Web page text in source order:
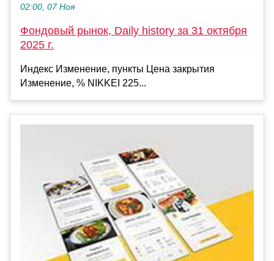
02:00, 07 Ноя
Фондовый рынок, Daily history за 31 октября
2025 г.
Индекс Изменение, пункты Цена закрытия
Изменение, % NIKKEI 225...